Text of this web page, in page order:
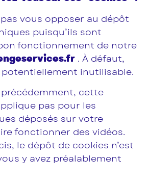
vous opposer au dépôt
puisqu’ils sont
fonctionnement de notre
. À défaut,
inutilisable.
cette
pas pour les
déposés sur votre
fonctionner des vidéos.
le dépôt de cookies n’est
y avez préalablement